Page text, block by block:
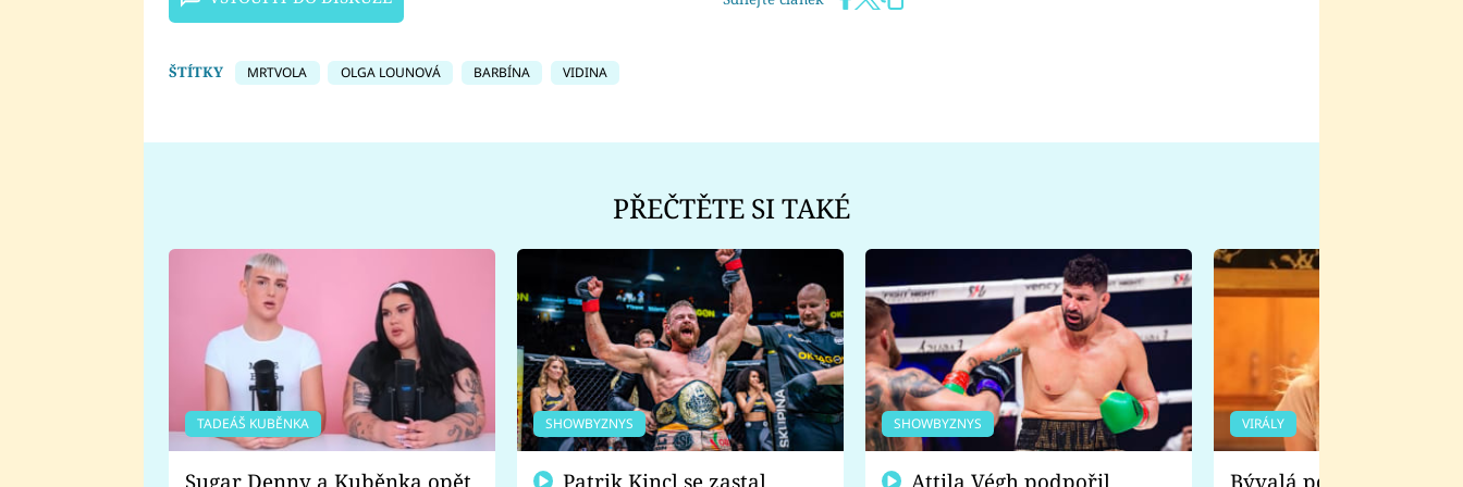
ŠTÍTKY MRTVOLA OLGA LOUNOVÁ BARBÍNA VIDINA
PŘEČTĚTE SI TAKÉ
TADEÁŠ KUBĚNKA
Sugar Denny a Kuběnka opět
SHOWBYZNYS SHOWBYZNYS VIRÁLY
Bývalá pornoherečka